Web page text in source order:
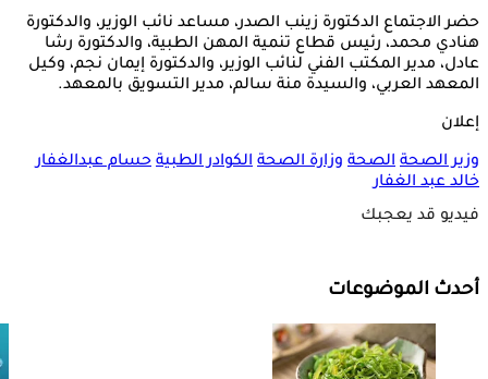
‎حضر الاجتماع الدكتورة زينب الصدر، مساعد نائب الوزير، والدكتورة
هنادي محمد، رئيس قطاع تنمية المهن الطبية، والدكتورة رشا
عادل، مدير المكتب الفني لنائب الوزير، والدكتورة إيمان نجم، وكيل
المعهد العربي، والسيدة منة سالم، مدير التسويق بالمعهد.
إعلان
وزير الصحة الصحة وزارة الصحة الكوادر الطبية حسام عبدالغفار
خالد عبد الغفار
فيديو قد يعجبك
أحدث الموضوعات